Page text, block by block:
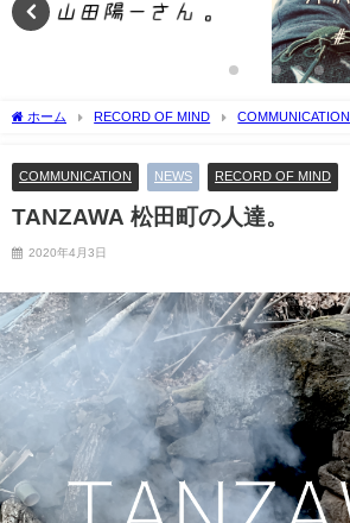
ホーム RECORD OF MIND COMMUNICATION
COMMUNICATION NEWS RECORD OF MIND
TANZAWA 松田町の人達。
2020年4月3日